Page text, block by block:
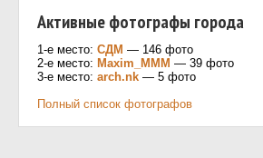
Активные фотографы города
1-е место: СДМ — 146 фото
2-е место: Maxim_MMM — 39 фото
3-е место: arch.nk — 5 фото
Полный список фотографов